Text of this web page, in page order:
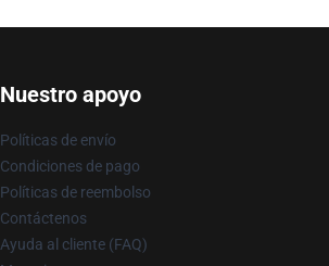
Nuestro apoyo
Políticas de envío
Condiciones de pago
Políticas de reembolso
Contáctenos
Ayuda al cliente (FAQ)